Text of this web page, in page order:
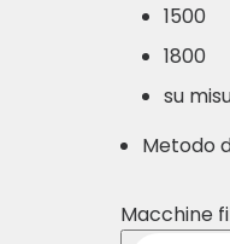
1500
1800
su
Metodo
Macchine